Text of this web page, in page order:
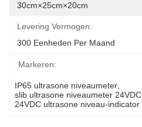
30cm×25cm×20cm
Levering Vermogen:
300 Eenheden Per Maand
Markeren:
IP65 ultrasone niveaumeter
slib ultrasone niveaumeter 24VDC
24VDC ultrasone niveau-indicator